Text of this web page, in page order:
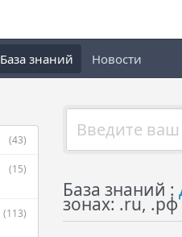
База знаний Новости
(43)
(15)
(113)
База знаний :
зонах: .ru,